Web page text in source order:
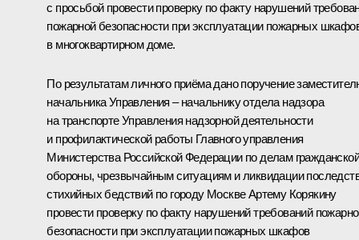
с просьбой провести проверку по факту нарушений
пожарной безопасности при эксплуатации пожарных
в многоквартирном доме.
По результатам личного приёма дано поручение
начальника Управления – начальнику отдела надзора
на транспорте Управления надзорной деятельности
и профилактической работы Главного управления
Министерства Российской Федерации по делам гражданской
обороны, чрезвычайным ситуациям и ликвидации
стихийных бедствий по городу Москве Артему Корякину
провести проверку по факту нарушений требований
безопасности при эксплуатации пожарных шкафов